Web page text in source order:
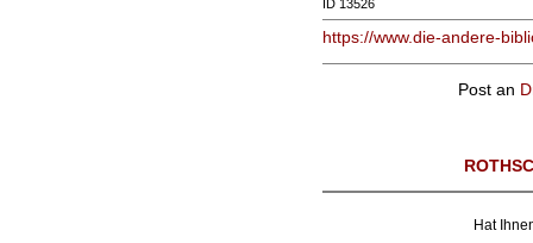
ID 13526
https://www.die-andere-
Post an
Hat